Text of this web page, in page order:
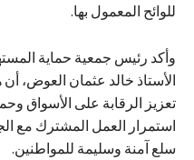
للوائح المعمول بها.
وأكد رئيس جمعية حماية
الأستاذ خالد عثمان العوض،
تعزيز الرقابة على الأسواق
استمرار العمل المشترك مع
سلع آمنة وسليمة للمواطنين.